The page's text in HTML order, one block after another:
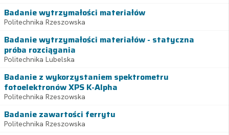
Badanie wytrzymałości materiałów
Politechnika Rzeszowska
Badanie wytrzymałości materiałów - statyczna
próba rozciągania
Politechnika Lubelska
Badanie z wykorzystaniem spektrometru
fotoelektronów XPS K-Alpha
Politechnika Rzeszowska
Badanie zawartości ferrytu
Politechnika Rzeszowska